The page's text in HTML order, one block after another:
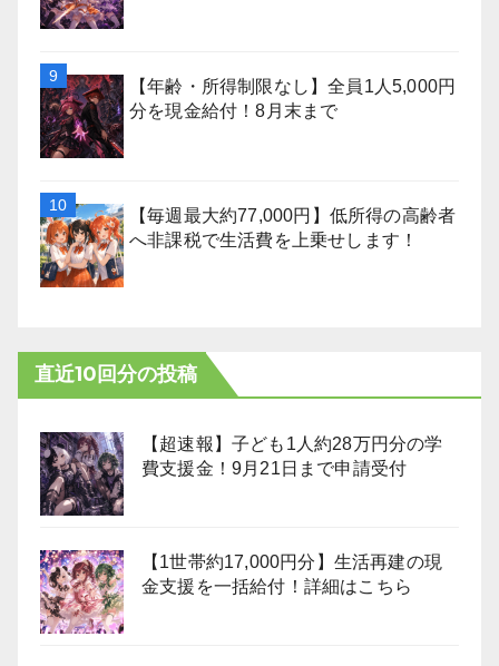
【年齢・所得制限なし】全員1人5,000円
分を現金給付！8月末まで
【毎週最大約77,000円】低所得の高齢者
へ非課税で生活費を上乗せします！
直近10回分の投稿
【超速報】子ども1人約28万円分の学
費支援金！9月21日まで申請受付
【1世帯約17,000円分】生活再建の現
金支援を一括給付！詳細はこちら